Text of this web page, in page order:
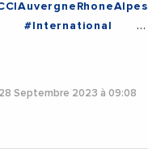
#International
Septembre 2023 à 09:08